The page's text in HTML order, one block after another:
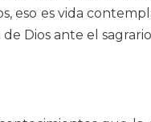
eso es vida
Dios ante el